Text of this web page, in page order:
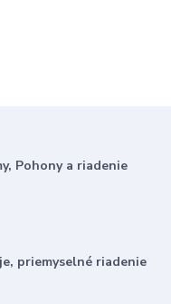
Pohony a riadenie
priemyselné riadenie